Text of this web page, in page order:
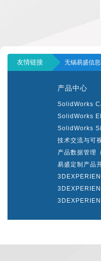
友情链接 无锡易盛信
产品中心
SolidWorks
SolidWorks
SolidWorks
技术交流与可
产品数据管理
易盛定制产品